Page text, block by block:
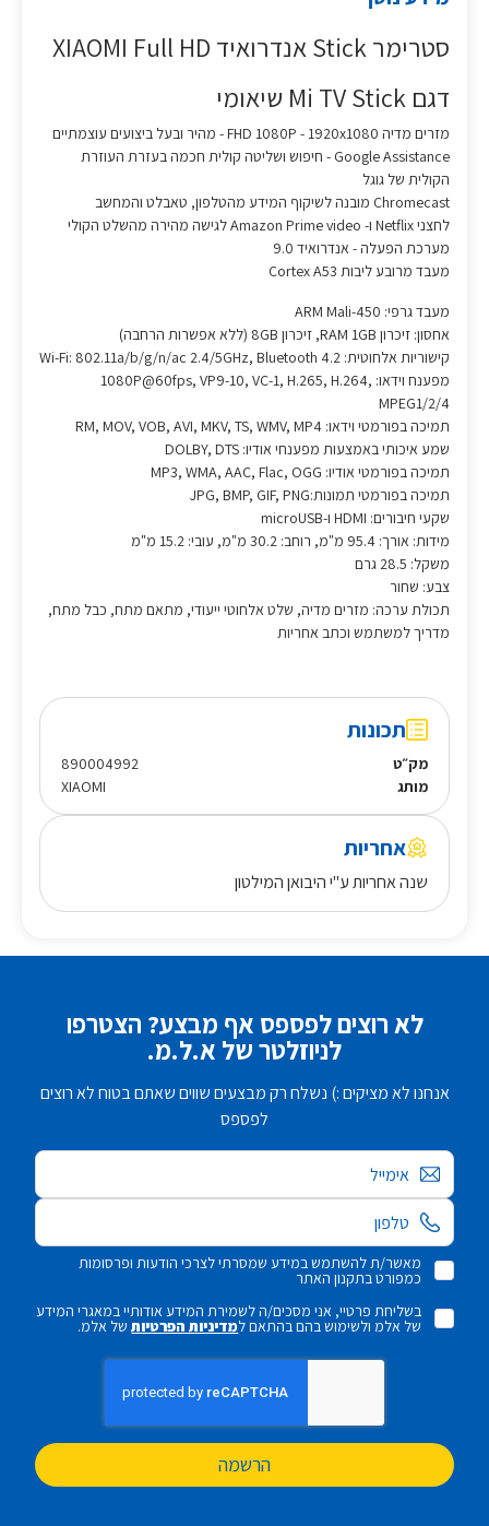
סטרימר Stick אנדרואיד XIAOMI Full HD
דגם Mi TV Stick שיאומי
מזרים מדיה FHD 1080P - 1920x1080 - מהיר ובעל ביצועים עוצמתיים
Google Assistance -
חיפוש ושליטה קולית חכמה בעזרת העוזרת
הקולית של גוגל
Chromecast מובנה לשיקוף המידע מהטלפון, טאבלט והמחשב
לחצני Netflix ו- Amazon Prime video לגישה מהירה מהשלט הקולי
מערכת הפעלה - אנדרואיד 9.0
מעבד מרובע ליבות Cortex A53
מעבד גרפי:
אחסון: זיכרון RAM 1GB, זיכרון 8GB (ללא אפשרות הרחבה)
קישוריות אלחוטית:
מפענח וידאו: 1080P@60fps, VP9-10, VC-1, H.265, H.264,
MPEG1/2/4
תמיכה בפורמטי וידאו:
שמע איכותי באמצעות מפענחי אודיו:
תמיכה בפורמטי אודיו:
תמיכה בפורמטי תמונות:JPG, BMP, GIF, PNG
שקעי חיבורים:
מידות: אורך: 95.4 מ"מ, רוחב: 30.2 מ"מ, עובי: 15.2 מ"מ
משקל:
צבע: שחור
תכולת ערכה: מזרים מדיה, שלט אלחוטי ייעודי, מתאם מתח, כבל מתח,
מדריך למשתמש וכתב אחריות
תכונות
מק״ט
890004992
מותג
XIAOMI
אחריות
שנה אחריות ע"י היבואן המילטון
לא רוצים לפספס אף מבצע? הצטרפו
לניוזלטר של א.ל.מ.
אנחנו לא מציקים :) נשלח רק מבצעים שווים שאתם בטוח לא רוצים
לפספס
אימייל
מאשר/ת להשתמש במידע שמסרתי לצרכי הודעות ופרסומות
כמפורט בתקנון האתר
בשליחת פרטיי, אני מסכים/ה לשמירת המידע אודותיי במאגרי המידע
של אלמ ולשימוש בהם בהתאם למדיניות הפרטיותשל אלמ.
הרשמה